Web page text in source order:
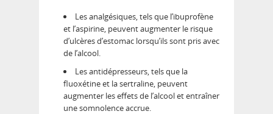
Les analgésiques, tels que l’ibuprofène
et l’aspirine, peuvent augmenter le risque
d’ulcères d’estomac lorsqu’ils sont pris avec
de l’alcool.
Les antidépresseurs, tels que la
fluoxétine et la sertraline, peuvent
augmenter les effets de l’alcool et entraîner
une somnolence accrue.